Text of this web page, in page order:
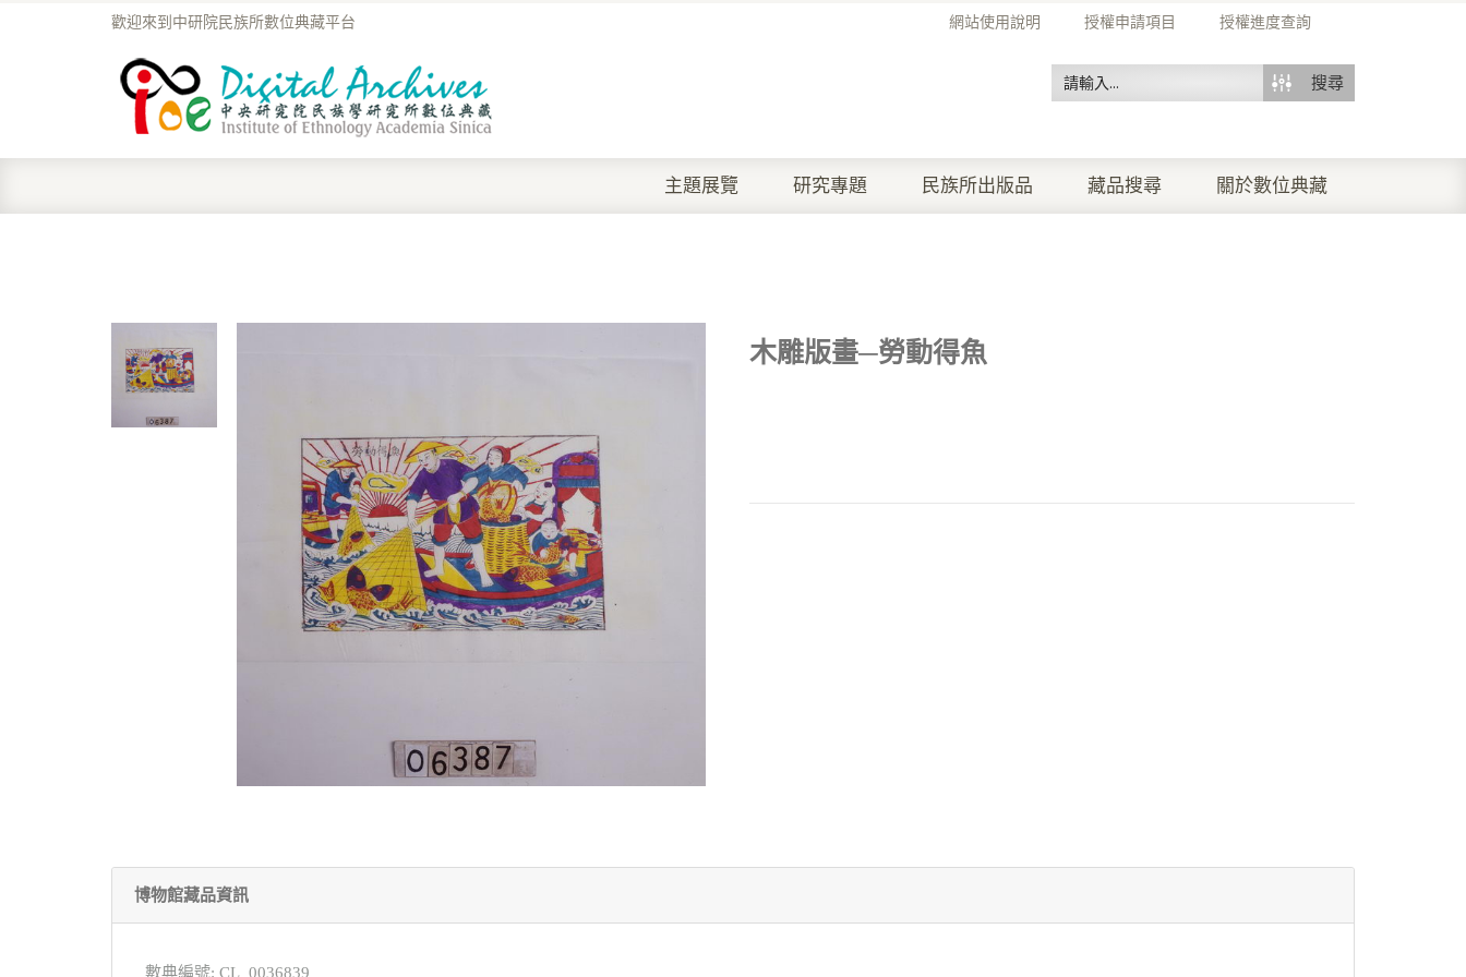
網站使用說明 授權申請項目 授權進度查詢
歡迎來到中研院民族所數位典藏平台
搜尋
主題展覽 研究專題 民族所出版品 藏品搜尋 關於數位典藏
木雕版畫─勞動得魚
博物館藏品資訊
數典編號: CL_0036839